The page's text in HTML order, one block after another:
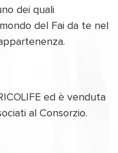
dei quali
del Fai da te nel
ed è venduta
al Consorzio.